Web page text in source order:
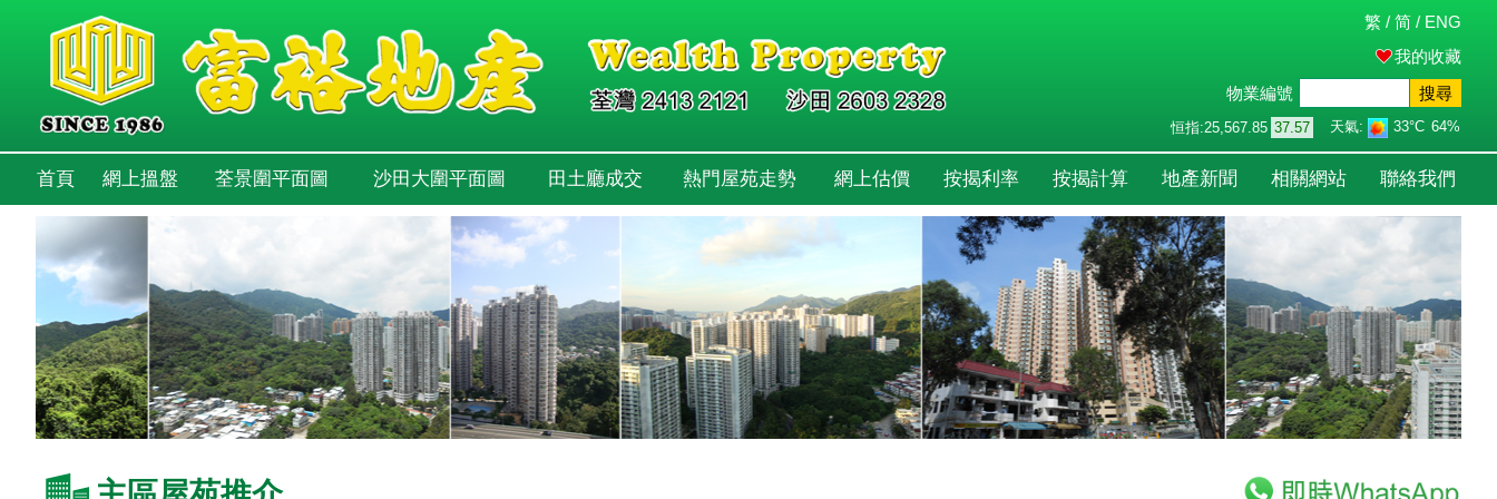
繁 / 简 / ENG
我的收藏
物業編號
搜尋
恒指:25,567.85 37.57 天氣: 33°C 64%
首頁 網上搵盤 荃景圍平面圖 沙田大圍平面圖 田土廳成交 熱門屋苑走勢 網上估價 按揭利率 按揭計算 地產新聞 相關網站 聯絡我們